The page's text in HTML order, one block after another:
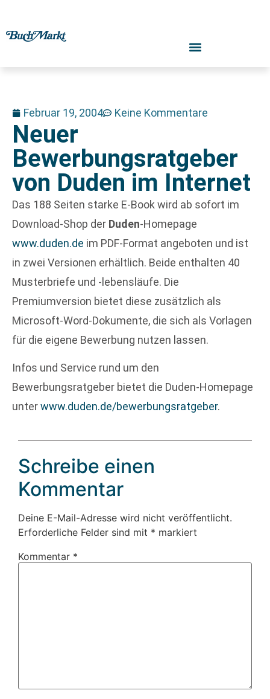
Februar 19, 2004 Keine Kommentare
Neuer
Bewerbungsratgeber
von Duden im Internet
Das 188 Seiten starke E-Book wird ab sofort im
Download-Shop der Duden-Homepage
www.duden.de im PDF-Format angeboten und ist
in zwei Versionen erhältlich. Beide enthalten 40
Musterbriefe und -lebensläufe. Die
Premiumversion bietet diese zusätzlich als
Microsoft-Word-Dokumente, die sich als Vorlagen
für die eigene Bewerbung nutzen lassen.
Infos und Service rund um den
Bewerbungsratgeber bietet die Duden-Homepage
unterwww.duden.de/bewerbungsratgeber.
Schreibe einen
Kommentar
Deine E-Mail-Adresse wird nicht veröffentlicht.
Erforderliche Felder sind mit * markiert
Kommentar *